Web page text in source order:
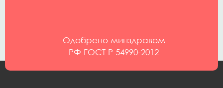
Одобрено минздравом
РФ ГОСТ Р 54990-2012